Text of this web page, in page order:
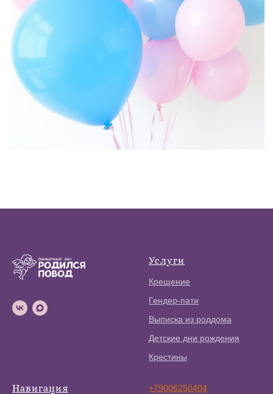
Услуги
Крещение
Гендер-пати
Выписка из роддома
Детские дни рождения
Крестины
Навигация +79006250404